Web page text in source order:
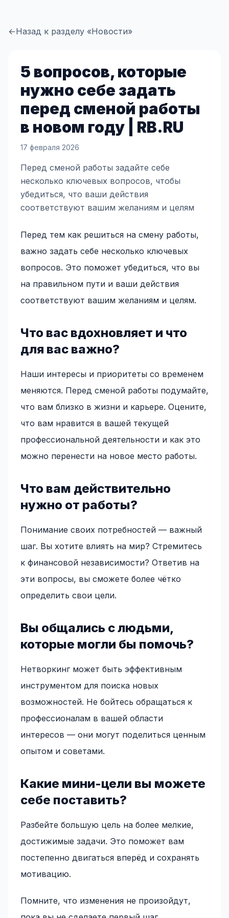
←Назад к разделу «Новости»
5 вопросов, которые
нужно себе задать
перед сменой работы
в новом году | RB.RU
17 февраля 2026
Перед сменой работы задайте себе
несколько ключевых вопросов, чтобы
убедиться, что ваши действия
соответствуют вашим желаниям и целям
Перед тем как решиться на смену работы,
важно задать себе несколько ключевых
вопросов. Это поможет убедиться, что вы
на правильном пути и ваши действия
соответствуют вашим желаниям и целям.
Что вас вдохновляет и что
для вас важно?
Наши интересы и приоритеты со временем
меняются. Перед сменой работы подумайте,
что вам близко в жизни и карьере. Оцените,
что вам нравится в вашей текущей
профессиональной деятельности и как это
можно перенести на новое место работы.
Что вам действительно
нужно от работы?
Понимание своих потребностей — важный
шаг. Вы хотите влиять на мир? Стремитесь
к финансовой независимости? Ответив на
эти вопросы, вы сможете более чётко
определить свои цели.
Вы общались с людьми,
которые могли бы помочь?
Нетворкинг может быть эффективным
инструментом для поиска новых
возможностей. Не бойтесь обращаться к
профессионалам в вашей области
интересов — они могут поделиться ценным
опытом и советами.
Какие мини-цели вы можете
себе поставить?
Разбейте большую цель на более мелкие,
достижимые задачи. Это поможет вам
постепенно двигаться вперёд и сохранять
мотивацию.
Помните, что изменения не произойдут,